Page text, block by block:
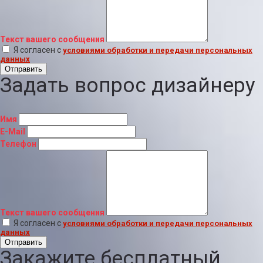
Текст вашего сообщения
Я согласен с условиями обработки и передачи персональных
данных
Отправить
Задать вопрос дизайнеру
Имя
E-Mail
Телефон
Текст вашего сообщения
Я согласен с условиями обработки и передачи персональных
данных
Отправить